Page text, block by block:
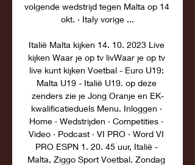
volgende wedstrijd tegen Malta op 14
okt. · Italy vorige ...
Italië Malta kijken 14. 10. 2023 Live
kijken Waar je op tv livWaar je op tv
live kunt kijken Voetbal - Euro U19:
Malta U19 - Italië U19. op deze
zenders zie je Jong Oranje en EK-
kwalificatieduels Menu. Inloggen ·
Home · Wedstrijden · Competities ·
Video · Podcast · VI PRO · Word VI
PRO ESPN 1. 20. 45 uur, Italië -
Malta, Ziggo Sport Voetbal. Zondag